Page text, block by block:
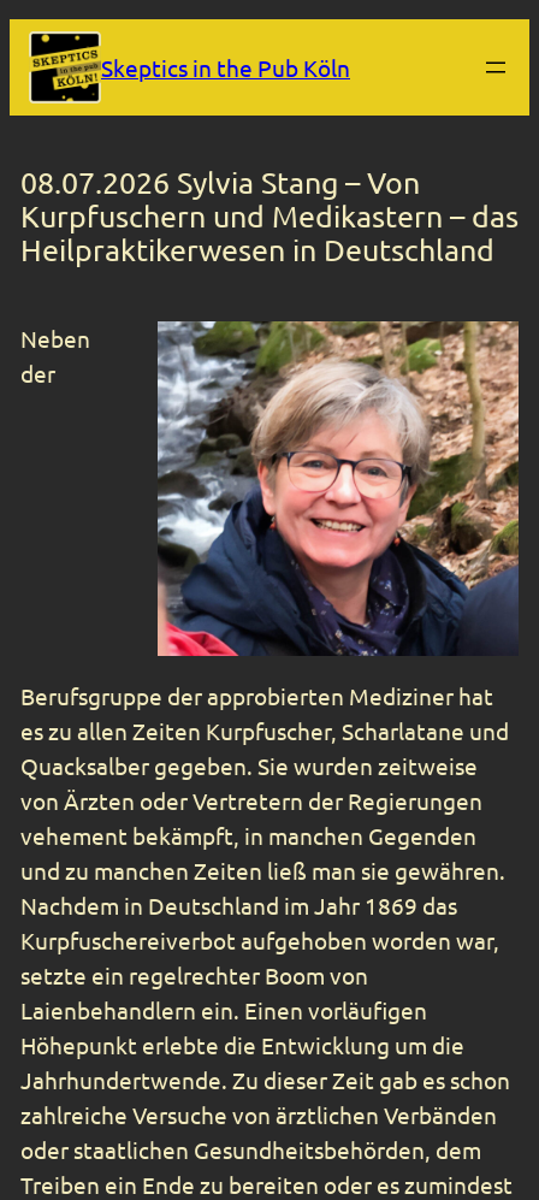
Zum
Inhalt
springen
Skeptics in the Pub Köln
08.07.2026 Sylvia Stang – Von
Kurpfuschern und Medikastern – das
Heilpraktikerwesen in Deutschland
Neben
der
Berufsgruppe der approbierten Mediziner hat
es zu allen Zeiten Kurpfuscher, Scharlatane und
Quacksalber gegeben. Sie wurden zeitweise
von Ärzten oder Vertretern der Regierungen
vehement bekämpft, in manchen Gegenden
und zu manchen Zeiten ließ man sie gewähren.
Nachdem in Deutschland im Jahr 1869 das
Kurpfuschereiverbot aufgehoben worden war,
setzte ein regelrechter Boom von
Laienbehandlern ein. Einen vorläufigen
Höhepunkt erlebte die Entwicklung um die
Jahrhundertwende. Zu dieser Zeit gab es schon
zahlreiche Versuche von ärztlichen Verbänden
oder staatlichen Gesundheitsbehörden, dem
Treiben ein Ende zu bereiten oder es zumindest